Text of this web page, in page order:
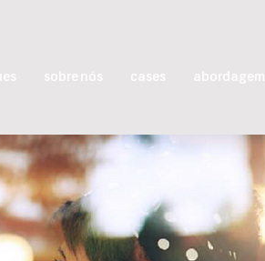
sobre nós cases abordagem